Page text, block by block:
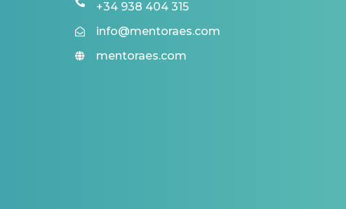
+34 938 404 315
info@mentoraes.com
mentoraes.com